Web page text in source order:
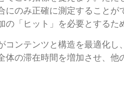
のみ正確に測定することが
「ヒット」を必要とするた
ンテンツと構造を最適化し
の滞在時間を増加させ、他